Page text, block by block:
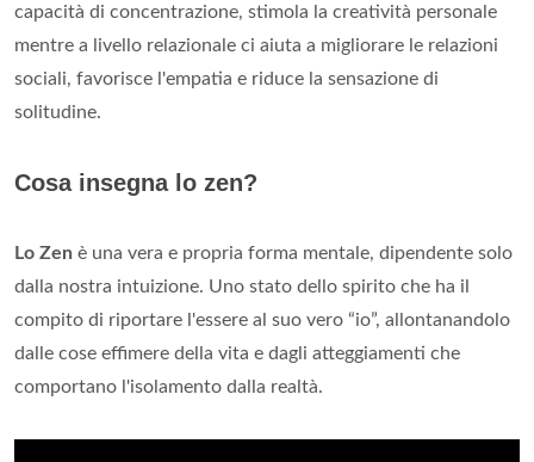
capacità di concentrazione, stimola la creatività personale
mentre a livello relazionale ci aiuta a migliorare le relazioni
sociali, favorisce l'empatia e riduce la sensazione di
solitudine.
Cosa insegna lo zen?
Lo Zen è una vera e propria forma mentale, dipendente solo
dalla nostra intuizione. Uno stato dello spirito che ha il
compito di riportare l'essere al suo vero “io”, allontanandolo
dalle cose effimere della vita e dagli atteggiamenti che
comportano l'isolamento dalla realtà.